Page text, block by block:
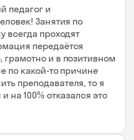
педагог и
Занятия по
всегда проходят
передаётся
грамотно и в позитивном
по какой-то причине
преподавателя, то я
на 100% отказался это